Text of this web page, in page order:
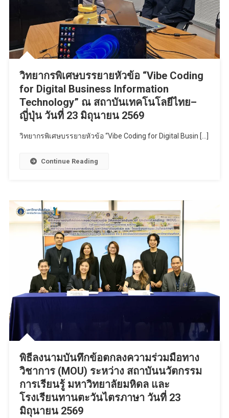
วิทยากรพิเศษบรรยายหัวข้อ “Vibe Coding
for Digital Business Information
Technology” ณ สถาบันเทคโนโลยีไทย–
ญี่ปุ่น วันที่ 23 มิถุนายน 2569
วิทยากรพิเศษบรรยายหัวข้อ “Vibe Coding for Digital Busin […]
Continue Reading
พิธีลงนามบันทึกข้อตกลงความร่วมมือทาง
วิชาการ (MOU) ระหว่าง สถาบันนวัตกรรม
การเรียนรู้ มหาวิทยาลัยมหิดล และ
โรงเรียนทานตะวันไตรภาษา วันที่ 23
มิถุนายน 2569